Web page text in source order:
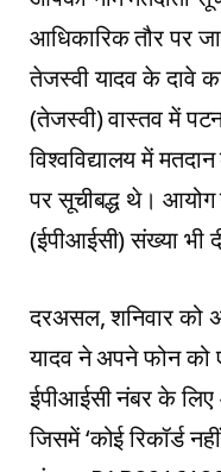
आधिकारिक तौर पर
तेजस्वी यादव के दावे
(तेजस्वी) वास्तव में
विश्वविद्यालय में
पर सूचीबद्ध थे। आयोग
(ईपीआईसी) संख्या भी
दरअसल, शनिवार को
यादव ने अपने फोन
ईपीआईसी नंबर के
जिसमें ‘कोई रिकॉर्ड